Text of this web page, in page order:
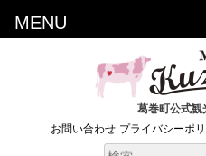
葛巻町公式観
お問い合わせ プライバシーポ
MENU